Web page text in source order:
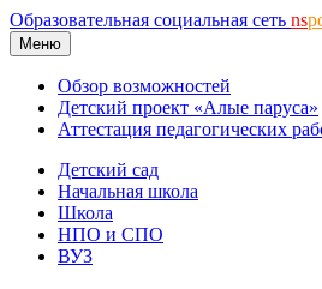
Образовательная социальная сеть ns
Меню
Обзор возможностей
Детский проект «Алые паруса»
Аттестация педагогических
Детский сад
Начальная школа
Школа
НПО и СПО
ВУЗ